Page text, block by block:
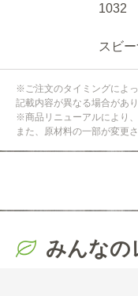
1032
※エ
スビ
※ご注文のタイミングによ
記載内容が異なる場合があり
※商品リニューアルにより
また、原材料の一部が変更
みんなの